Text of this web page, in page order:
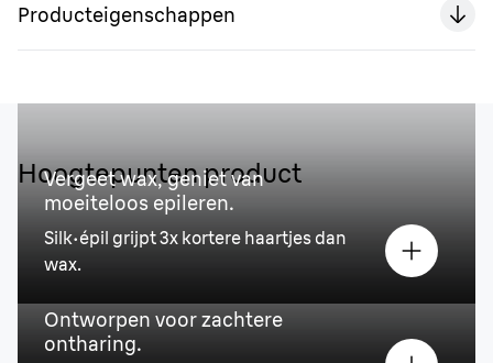
Producteigenschappen
Hoogtepunten product
Vergeet wax, geniet van
moeiteloos epileren.
Silk·épil grijpt 3x kortere haartjes dan
wax.
Ontworpen voor zachtere
ontharing.